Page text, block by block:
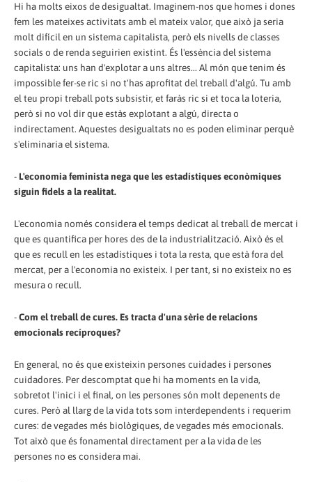
Hi ha molts eixos de desigualtat. Imaginem-nos que homes i dones
fem les mateixes activitats amb el mateix valor, que això ja seria
molt difícil en un sistema capitalista, però els nivells de classes
socials o de renda seguirien existint. És l'essència del sistema
capitalista: uns han d'explotar a uns altres... Al món que tenim és
impossible fer-se ric si no t'has aprofitat del treball d'algú. Tu amb
el teu propi treball pots subsistir, et faràs ric si et toca la loteria,
però si no vol dir que estàs explotant a algú, directa o
indirectament. Aquestes desigualtats no es poden eliminar perquè
s'eliminaria el sistema.
- L'economia feminista nega que les estadístiques econòmiques
siguin fidels a la realitat.
L'economia només considera el temps dedicat al treball de mercat i
que es quantifica per hores des de la industrialització. Això és el
que es recull en les estadístiques i tota la resta, que està fora del
mercat, per a l'economia no existeix. I per tant, si no existeix no es
mesura o recull.
-Com el treball de cures. Es tracta d'una sèrie de relacions
emocionals recíproques?
En general, no és que existeixin persones cuidades i persones
cuidadores. Per descomptat que hi ha moments en la vida,
sobretot l'inici i el final, on les persones són molt depenents de
cures. Però al llarg de la vida tots som interdependents i requerim
cures: de vegades més biològiques, de vegades més emocionals.
Tot això que és fonamental directament per a la vida de les
persones no es considera mai.